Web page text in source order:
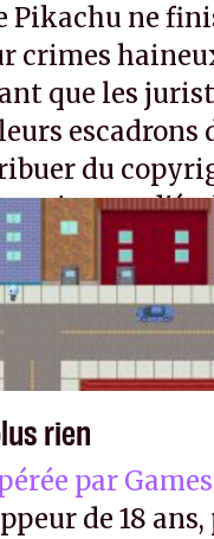
Pikachu ne
crimes
que les
escadrons
du
rien
par
de 18